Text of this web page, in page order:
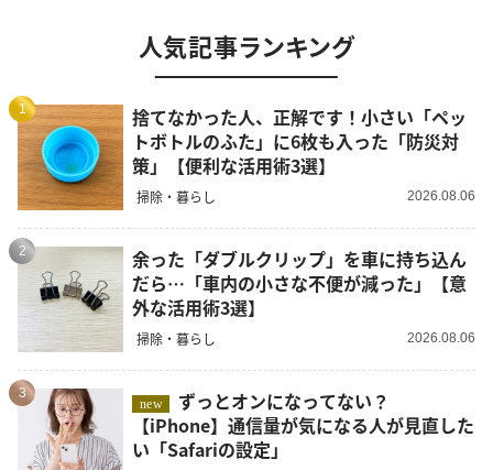
人気記事ランキング
1
捨てなかった人、正解です！小さい「ペッ
トボトルのふた」に6枚も入った「防災対
策」【便利な活用術3選】
掃除・暮らし 2026.08.06
2
余った「ダブルクリップ」を車に持ち込ん
だら…「車内の小さな不便が減った」【意
外な活用術3選】
掃除・暮らし 2026.08.06
3
new
【iPhone】通信量が気になる人が見直した
い「Safariの設定」